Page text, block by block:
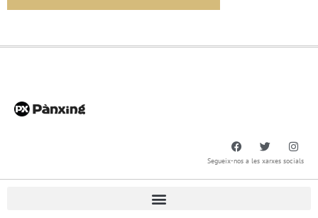
Segueix-nos a les xarxes socials